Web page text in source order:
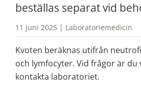
beställas separat vid
11 juni 2025 | Laboratoriemedicin
Kvoten beräknas utifrån
och lymfocyter. Vid frågor är du
kontakta laboratoriet.